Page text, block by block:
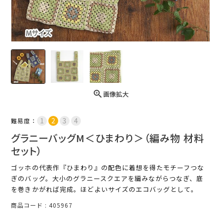
画像拡大
難易度：
グラニーバッグM＜ひまわり＞（編み物 材料
セット）
ゴッホの代表作『ひまわり』の配色に着想を得たモチーフつな
ぎのバッグ。大小のグラニースクエアを編みながらつなぎ、底
を巻きかがれば完成。ほどよいサイズのエコバッグとして。
商品コード 405967